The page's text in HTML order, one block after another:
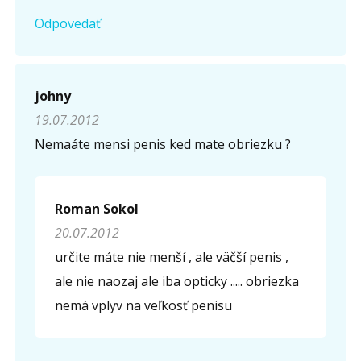
Odpovedať
johny
19.07.2012
Nemaáte mensi penis ked mate obriezku ?
Roman Sokol
20.07.2012
určite máte nie menší , ale väčší penis ,
ale nie naozaj ale iba opticky ..... obriezka
nemá vplyv na veľkosť penisu